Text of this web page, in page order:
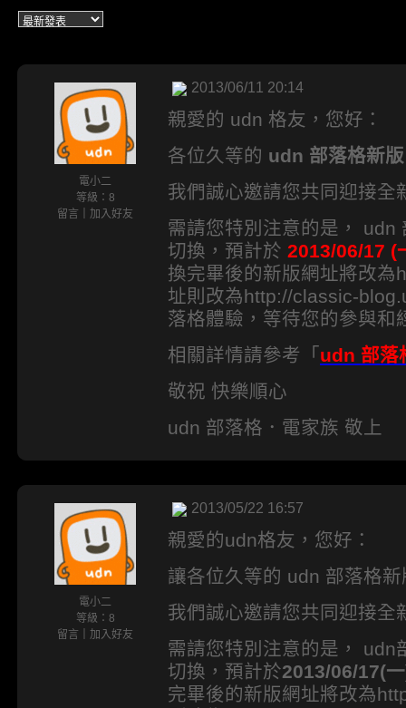
電小二
等級：8
留言
加入好友
2013/06/11 20:14
親愛的 udn 格友，您好：
各位久等的 udn 部落格新版
我們誠心邀請您共同迎接全
需請您特別注意的是， udn
切換，預計於 2013/06/17 (
換完畢後的新版網址將改
址則改為http://classic-
落格體驗，等待您的參與和
相關詳情請參考「 udn 部落
敬祝 快樂順心
udn 部落格．電家族 敬上
電小二
等級：8
留言
加入好友
2013/05/22 16:57
親愛的udn格友，您好：
讓各位久等的 udn 部落格
我們誠心邀請您共同迎接全
需請您特別注意的是， udn
切換，預計於2013/06/17(
完畢後的新版網址將改為